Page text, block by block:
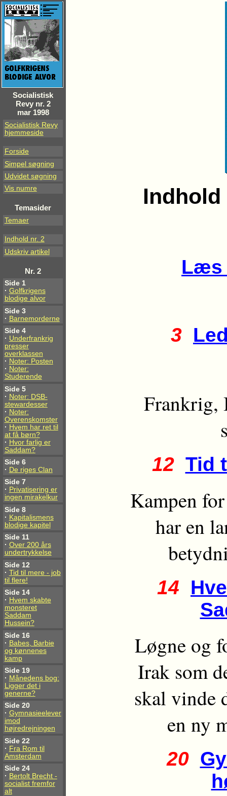
Socialistisk
Revy nr. 2
mar 1998
Socialistisk Revy
hjemmeside
Forside
Simpel søgning
Udvidet søgning
Vis numre
Temasider
Temaer
Indhold nr. 2
Udskriv artikel
Nr. 2
Side 1
· Golfkrigens
blodige alvor
Side 3
· Barnemorderne
Side 4
· Underfrankrig
presser
overklassen
· Noter: Posten
· Noter:
Studerende
Side 5
· Noter: DSB-
stewardesser
· Noter:
Overenskomster
· Hvem har ret til
at få børn?
· Hvor farlig er
Saddam?
Side 6
· De riges Clan
Side 7
· Privatisering er
ingen mirakelkur
Side 8
· Kapitalismens
blodige kapitel
Side 11
· Over 200 års
undertrykkelse
Side 12
· Tid til mere - job
til flere!
Side 14
· Hvem skabte
monsteret
Saddam
Hussein?
Side 16
· Babes, Barbie
og kønnenes
kamp
Side 19
· Månedens bog:
Ligger det i
generne?
Side 20
· Gymnasieelever
imod
højredrejningen
Side 22
· Fra Rom til
Amsterdam
Side 24
· Bertolt Brecht -
socialist fremfor
alt
Indhold
Læs
3
Frankrig,
12 Tid
Kampen
har en
14
Løgne og
Irak som
skal vinde
en ny
20